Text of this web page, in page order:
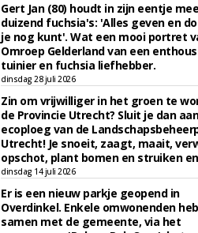
Gert Jan (80) houdt in zijn eentje
duizend fuchsia's: 'Alles geven en
je nog kunt'. Wat een mooi portret
Omroep Gelderland van een
tuinier en fuchsia liefhebber.
dinsdag 28 juli 2026
Zin om vrijwilliger in het groen te
de Provincie Utrecht? Sluit je dan
ecoploeg van de
Utrecht! Je snoeit, zaagt, maait,
opschot, plant bomen en struiken
dinsdag 14 juli 2026
Er is een nieuw parkje geopend in
Overdinkel. Enkele omwonenden
samen met de gemeente, via het